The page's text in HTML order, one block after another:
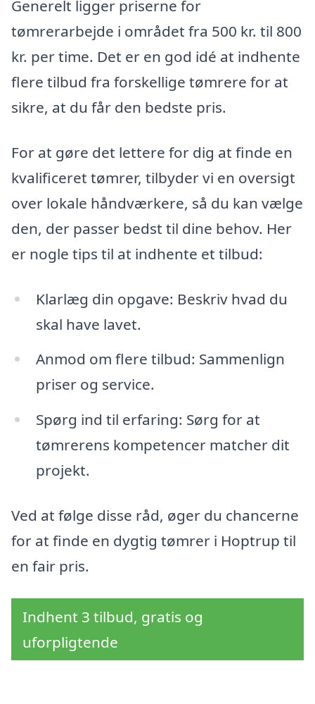
Generelt ligger priserne for
tømrerarbejde i området fra 500 kr. til 800
kr. per time. Det er en god idé at indhente
flere tilbud fra forskellige tømrere for at
sikre, at du får den bedste pris.
For at gøre det lettere for dig at finde en
kvalificeret tømrer, tilbyder vi en oversigt
over lokale håndværkere, så du kan vælge
den, der passer bedst til dine behov. Her
er nogle tips til at indhente et tilbud:
Klarlæg din opgave: Beskriv hvad du
skal have lavet.
Anmod om flere tilbud: Sammenlign
priser og service.
Spørg ind til erfaring: Sørg for at
tømrerens kompetencer matcher dit
projekt.
Ved at følge disse råd, øger du chancerne
for at finde en dygtig tømrer i Hoptrup til
en fair pris.
Indhent 3 tilbud, gratis og
uforpligtende